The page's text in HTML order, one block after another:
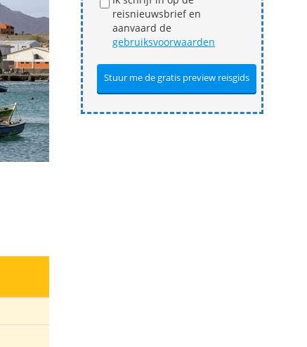
reisnieuwsbrief en
aanvaard de
gebruiksvoorwaarden